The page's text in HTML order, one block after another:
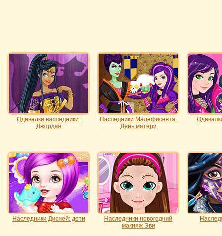
Одевалки наследники:
Джордан
Наследники Малефисента:
День матери
Наследники Дисней: дети
Наследники новогодний
макияж Эви